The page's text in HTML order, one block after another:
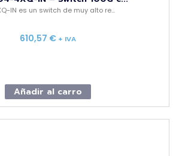
IN es un switch de muy alto re...
610,57 € + IVA
Añadir al carro